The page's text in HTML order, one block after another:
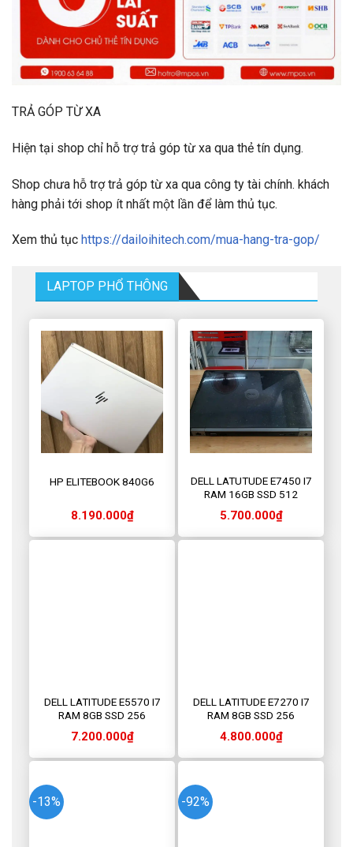
TRẢ GÓP TỪ XA
Hiện tại shop chỉ hỗ trợ trả góp từ xa qua thẻ tín dụng.
Shop chưa hỗ trợ trả góp từ xa qua công ty tài chính. khách
hàng phải tới shop ít nhất một lần để làm thủ tục.
Xem thủ tục https://dailoihitech.com/mua-hang-tra-gop/
LAPTOP PHỔ THÔNG
HP ELITEBOOK 840G6
8.190.000₫
DELL LATUTUDE E7450 I7
RAM 16GB SSD 512
5.700.000₫
DELL LATITUDE E5570 I7
RAM 8GB SSD 256
7.200.000₫
DELL LATITUDE E7270 I7
RAM 8GB SSD 256
4.800.000₫
-13% -92%